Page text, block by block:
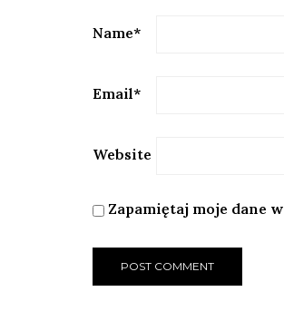
Name*
Email*
Website
Zapamiętaj moje dane